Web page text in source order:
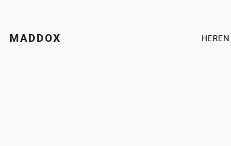
MADDOX HEREN